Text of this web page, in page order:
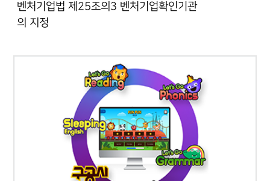
벤처기업법 제25조의3 벤처기업확인기관
의 지정